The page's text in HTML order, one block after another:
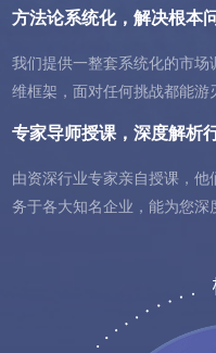
方法论系统化，解决根本
我们提供一整套系统化的市
维框架，面对任何挑战都能游
专家导师授课，深度解析
由资深行业专家亲自授课，
务于各大知名企业，能为您深